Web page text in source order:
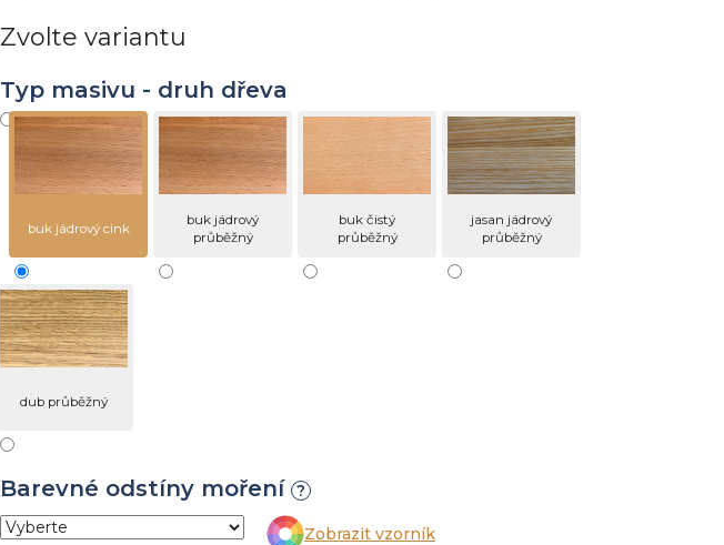
Zvolte variantu
Typ masivu - druh dřeva
buk jádrový cink
buk jádrový
průběžný
buk čistý
průběžný
jasan jádrový
průběžný
dub průběžný
Barevné odstíny moření ?
Zobrazit vzorník